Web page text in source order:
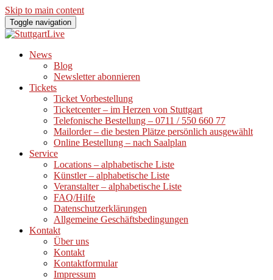
Skip to main content
Toggle navigation
News
Blog
Newsletter abonnieren
Tickets
Ticket Vorbestellung
Ticketcenter – im Herzen von Stuttgart
Telefonische Bestellung – 0711 / 550 660 77
Mailorder – die besten Plätze persönlich ausgewählt
Online Bestellung – nach Saalplan
Service
Locations – alphabetische Liste
Künstler – alphabetische Liste
Veranstalter – alphabetische Liste
FAQ/Hilfe
Datenschutzerklärungen
Allgemeine Geschäftsbedingungen
Kontakt
Über uns
Kontakt
Kontaktformular
Impressum